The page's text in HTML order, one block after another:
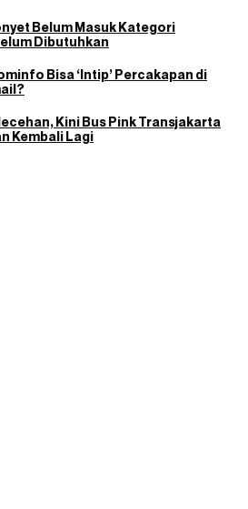
Belum Masuk Kategori
Dibutuhkan
Bisa ‘Intip’ Percakapan di
Kini Bus Pink Transjakarta
Kembali Lagi